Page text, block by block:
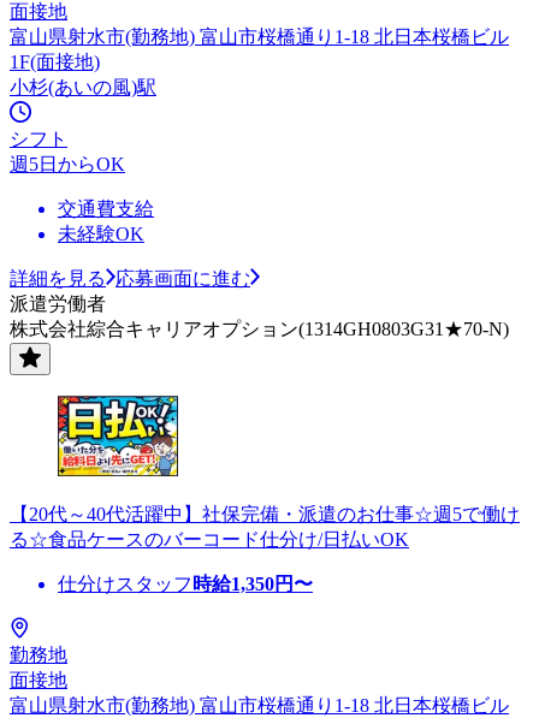
面接地
富山県射水市(勤務地) 富山市桜橋通り1-18 北日本桜橋ビル
1F(面接地)
小杉(あいの風)駅
シフト
週5日からOK
交通費支給
未経験OK
詳細を見る
応募画面に進む
派遣労働者
株式会社綜合キャリアオプション(1314GH0803G31★70-N)
【20代～40代活躍中】社保完備・派遣のお仕事☆週5で働け
る☆食品ケースのバーコード仕分け/日払いOK
仕分けスタッフ 時給1,350円〜
勤務地
面接地
富山県射水市(勤務地) 富山市桜橋通り1-18 北日本桜橋ビル